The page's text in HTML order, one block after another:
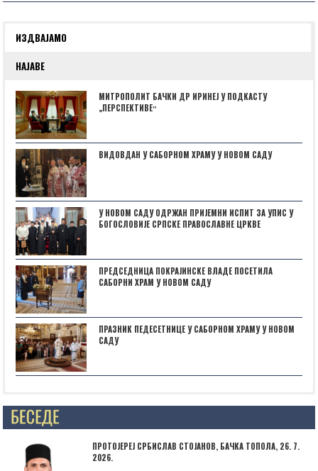
ИЗДВАЈАМО
НАЈАВЕ
МИТРОПОЛИТ БАЧКИ ДР ИРИНЕЈ У ПОДКАСТУ
„ПЕРСПЕКТИВЕˮ
ВИДОВДАН У САБОРНОМ ХРАМУ У НОВОМ САДУ
У НОВОМ САДУ ОДРЖАН ПРИЈЕМНИ ИСПИТ ЗА УПИС У
БОГОСЛОВИЈЕ СРПСКЕ ПРАВОСЛАВНЕ ЦРКВЕ
ПРЕДСЕДНИЦА ПОКРАЈИНСКЕ ВЛАДЕ ПОСЕТИЛА
САБОРНИ ХРАМ У НОВОМ САДУ
ПРАЗНИК ПЕДЕСЕТНИЦЕ У САБОРНОМ ХРАМУ У НОВОМ
САДУ
Posts not found
ПРОТОЈЕРЕЈ СРБИСЛАВ СТОЈАНОВ, БАЧКА ТОПОЛА, 26. 7.
2026.